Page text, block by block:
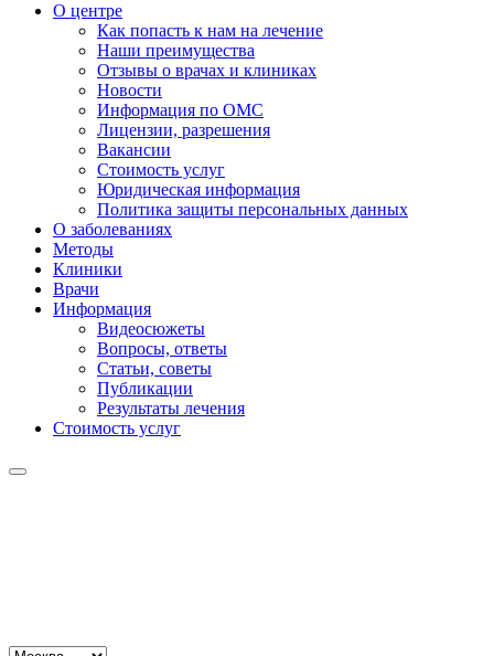
О центре
Как попасть к нам на лечение
Наши преимущества
Отзывы о врачах и клиниках
Новости
Информация по ОМС
Лицензии, разрешения
Вакансии
Стоимость услуг
Юридическая информация
Политика защиты персональных данных
О заболеваниях
Методы
Клиники
Врачи
Информация
Видеосюжеты
Вопросы, ответы
Статьи, советы
Публикации
Результаты лечения
Стоимость услуг